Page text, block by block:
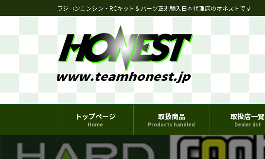
ン
ツ
ス
ビ
シ
ン
ラジコンエンジン・RCキット＆パーツ正規輸入日本代理店のオネストです
トップページ
Home
取扱商品
Products handled
取扱店一覧
Dealer list